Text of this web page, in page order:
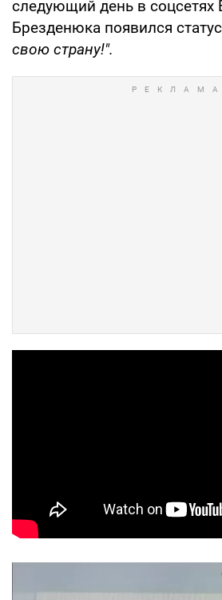
следующий день в соцсетях
Брезденюка появился
свою страну!".